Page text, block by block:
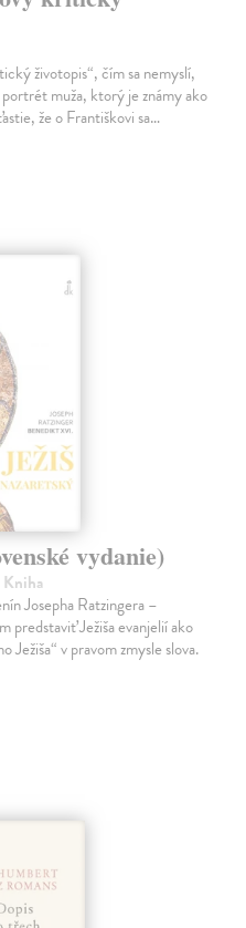
životopis“, čím sa nemyslí,
muža, ktorý je známy ako
že o Františkovi sa…
vydanie)
Kniha
Josepha Ratzingera –
Ježiša evanjelií ako
Ježiša“ v pravom zmysle slova.